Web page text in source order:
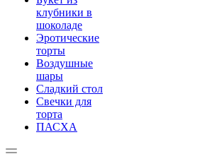
клубники в
шоколаде
Эротические
торты
Воздушные
шары
Сладкий стол
Свечки для
торта
ПАСХА